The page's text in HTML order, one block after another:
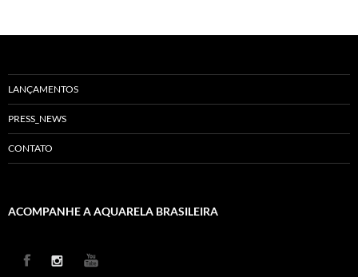
LANÇAMENTOS
PRESS_NEWS
CONTATO
ACOMPANHE A AQUARELA BRASILEIRA